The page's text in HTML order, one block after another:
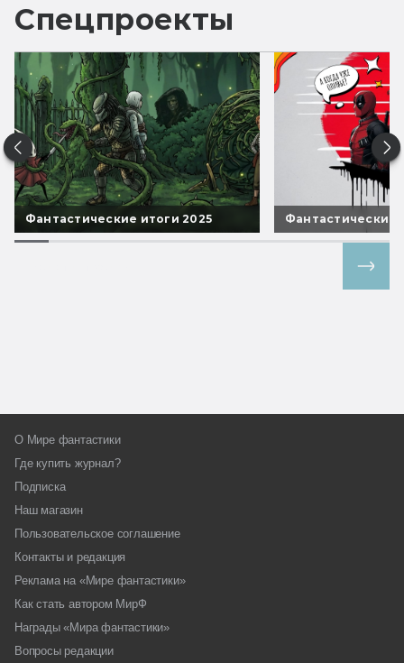
Спецпроекты
Фантастические итоги 2025 Фантастические
О Мире фантастики
Где купить журнал?
Подписка
Наш магазин
Пользовательское соглашение
Контакты и редакция
Реклама на «Мире фантастики»
Как стать автором МирФ
Награды «Мира фантастики»
Вопросы редакции